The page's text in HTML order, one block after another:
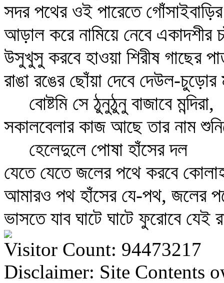
সদর পথের ওই পারেতে
আড়াল করে নামিয়ে নেবে একাদশীর
উসুখুসু করবে হাওয়া শিরীষ গাছের
রাঙা রঙের ছোঁয়া দেবে দেউল-চুড়োর
বোষ্টমি সে ঠুনুঠুনু বাজাবে মন্দিরা,
সকালবেলার কাজ আছে তার নাম
হেলেদুলে পোষা হাঁসের দল
যেতে যেতে জলের পথে করবে
আমারও পথ হাঁসের যে-পথ, জলের
ভাসতে যাব ঘাটে ঘাটে ফুরোবে যেই
Visitor Count: 94473217
Disclaimer: Site Contents